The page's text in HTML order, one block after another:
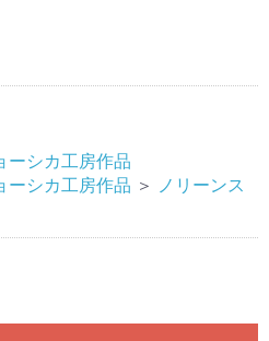
ーシカ工房作品
ーシカ工房作品 ＞ ノリーンス